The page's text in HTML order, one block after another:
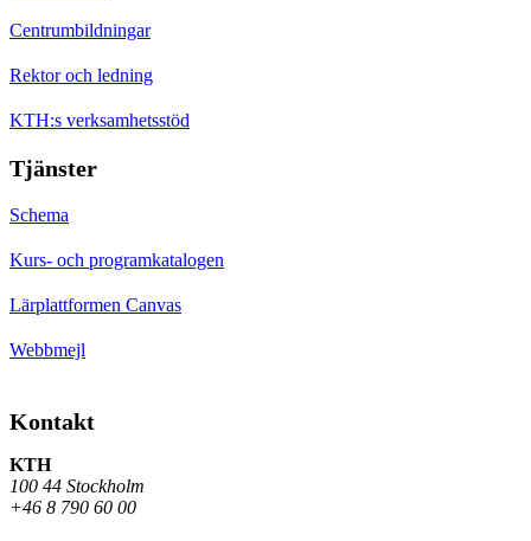
Centrumbildningar
Rektor och ledning
KTH:s verksamhetsstöd
Tjänster
Schema
Kurs- och programkatalogen
Lärplattformen Canvas
Webbmejl
Kontakt
KTH
100 44 Stockholm
+46 8 790 60 00